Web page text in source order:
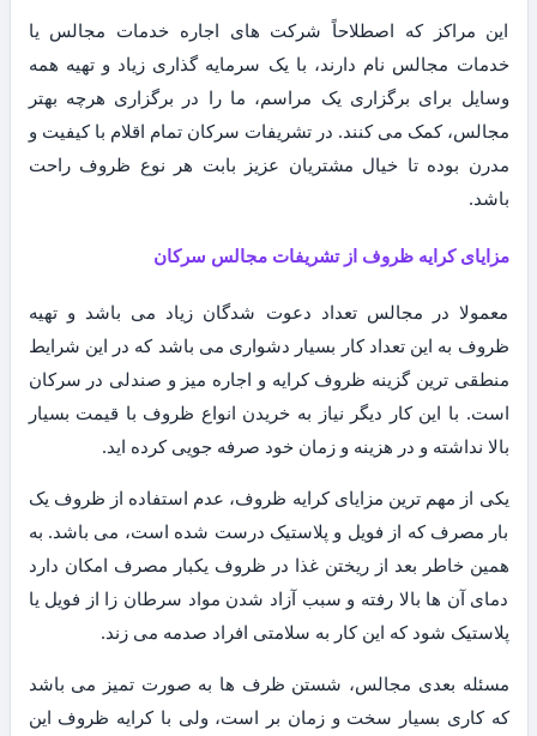
این مراکز که اصطلاحاً شرکت های اجاره خدمات مجالس یا
خدمات مجالس نام دارند، با یک سرمایه گذاری زیاد و تهیه همه
وسایل برای برگزاری یک مراسم، ما را در برگزاری هرچه بهتر
مجالس، کمک می کنند. در تشریفات سرکان تمام اقلام با کیفیت و
مدرن بوده تا خیال مشتریان عزیز بابت هر نوع ظروف راحت
باشد.
مزایای کرایه ظروف از تشریفات مجالس سرکان
معمولا در مجالس تعداد دعوت شدگان زیاد می باشد و تهیه
ظروف به این تعداد کار بسیار دشواری می باشد که در این شرایط
منطقی ترین گزینه ظروف کرایه و اجاره میز و صندلی در سرکان
است. با این کار دیگر نیاز به خریدن انواع ظروف با قیمت بسیار
بالا نداشته و در هزینه و زمان خود صرفه جویی کرده اید.
یکی از مهم ترین مزایای کرایه ظروف، عدم استفاده از ظروف یک
بار مصرف که از فویل و پلاستیک درست شده است، می باشد. به
همین خاطر بعد از ریختن غذا در ظروف یکبار مصرف امکان دارد
دمای آن ها بالا رفته و سبب آزاد شدن مواد سرطان زا از فویل یا
پلاستیک شود که این کار به سلامتی افراد صدمه می زند.
مسئله بعدی مجالس، شستن ظرف ها به صورت تمیز می باشد
که کاری بسیار سخت و زمان بر است، ولی با کرایه ظروف این